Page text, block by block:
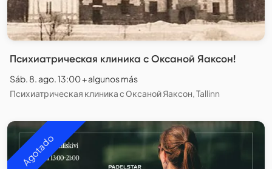
Психиатрическая клиника с Оксаной Яаксон!
Sáb. 8. ago. 13:00 + algunos más
Психиатрическая клиника с Оксаной Яаксон, Tallinn
Agotado